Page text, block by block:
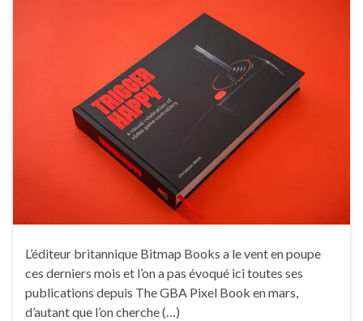
L’éditeur britannique Bitmap Books a le vent en poupe
ces derniers mois et l’on a pas évoqué ici toutes ses
publications depuis The GBA Pixel Book en mars,
d’autant que l’on cherche (…)